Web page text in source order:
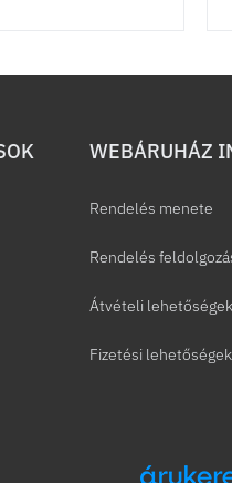
WEBÁRUHÁZ
Rendelés menete
Rendelés
Átvételi lehetőségek
Fizetési lehetőségek